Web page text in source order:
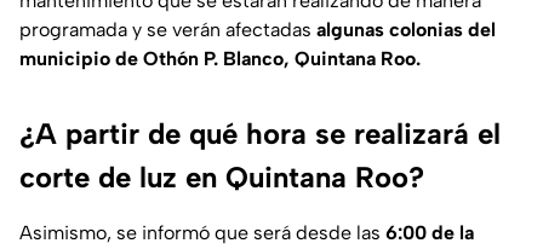
programada y se verán afectadas algunas colonias del
municipio de Othón P. Blanco, Quintana Roo.
¿A partir de qué hora se realizará el
corte de luz en Quintana Roo?
Asimismo, se informó que será desde las 6:00 de la